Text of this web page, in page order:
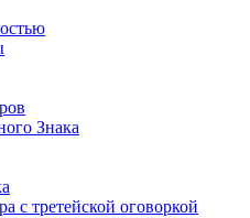
Знака
с третейской оговоркой